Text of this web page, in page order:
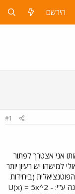
הירשם
#1
אני אצטרך לפתור
למישהו יש רעיון יותר
(ביחידות
ג'ול) של מסה (M = 6 kg) המחוברת לקפיץ נתונה ע"י: U(x) = 5x^2 -